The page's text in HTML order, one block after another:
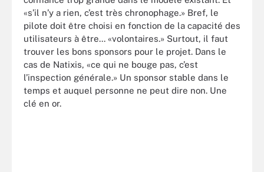
«s’il n’y a rien, c’est très chronophage.» Bref, le
pilote doit être choisi en fonction de la capacité des
utilisateurs à être... «volontaires.» Surtout, il faut
trouver les bons sponsors pour le projet. Dans le
cas de Natixis, «ce qui ne bouge pas, c’est
l’inspection générale.» Un sponsor stable dans le
temps et auquel personne ne peut dire non. Une
clé en or.